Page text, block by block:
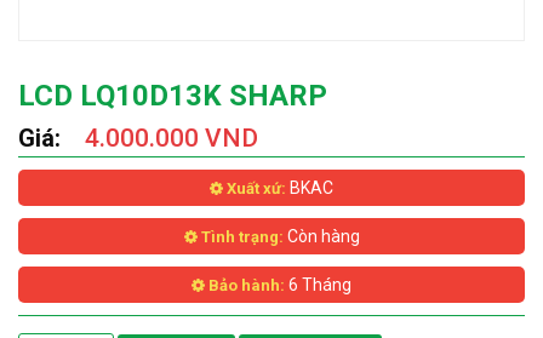
LCD LQ10D13K SHARP
Giá: 4.000.000 VND
Xuất xứ: BKAC
Tình trạng: Còn hàng
Bảo hành: 6 Tháng